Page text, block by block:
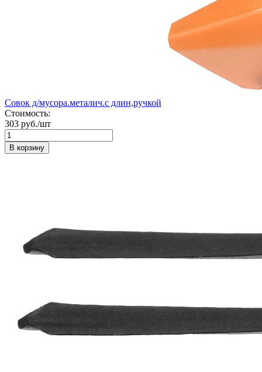
Совок д/мусора.металич.с длин,ручкой
Стоимость:
303 руб./шт
В корзину